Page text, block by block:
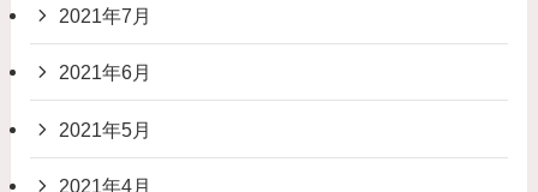
2021年7月
2021年6月
2021年5月
2021年4月